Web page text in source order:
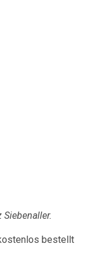
Siebenaller.
bestellt